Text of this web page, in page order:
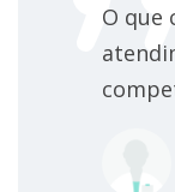
O que